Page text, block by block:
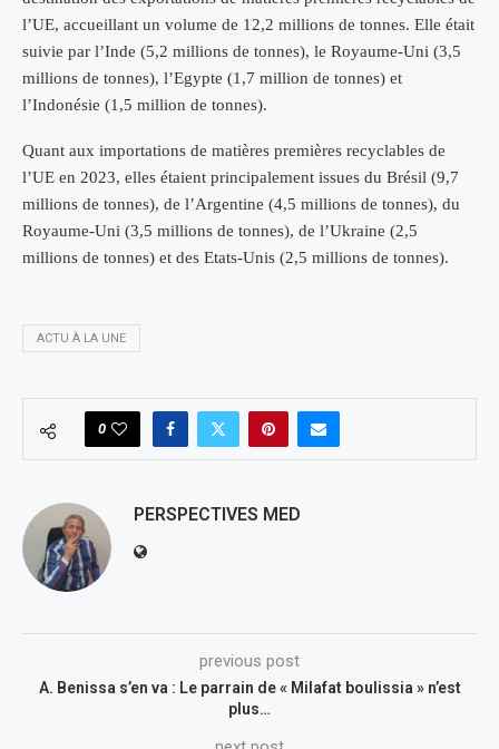
l’UE, accueillant un volume de 12,2 millions de tonnes. Elle était
suivie par l’Inde (5,2 millions de tonnes), le Royaume-Uni (3,5
millions de tonnes), l’Egypte (1,7 million de tonnes) et
l’Indonésie (1,5 million de tonnes).
Quant aux importations de matières premières recyclables de
l’UE en 2023, elles étaient principalement issues du Brésil (9,7
millions de tonnes), de l’Argentine (4,5 millions de tonnes), du
Royaume-Uni (3,5 millions de tonnes), de l’Ukraine (2,5
millions de tonnes) et des Etats-Unis (2,5 millions de tonnes).
ACTU À LA UNE
0
PERSPECTIVES MED
previous post
A. Benissa s’en va : Le parrain de « Milafat boulissia » n’est
plus…